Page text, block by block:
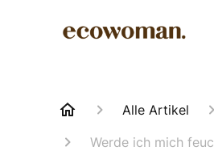
Alle Artikel
Werde ich mich